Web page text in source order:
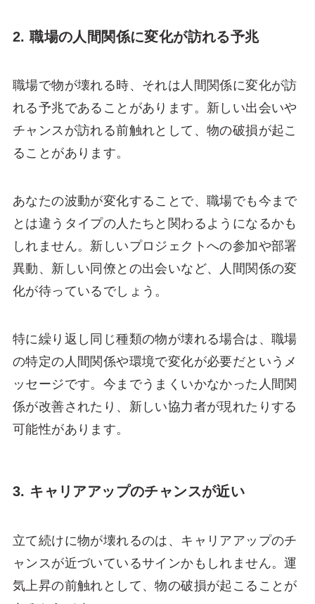
2. 職場の人間関係に変化が訪れる予兆
職場で物が壊れる時、それは人間関係に変化が訪
れる予兆であることがあります。新しい出会いや
チャンスが訪れる前触れとして、物の破損が起こ
ることがあります。
あなたの波動が変化することで、職場でも今まで
とは違うタイプの人たちと関わるようになるかも
しれません。新しいプロジェクトへの参加や部署
異動、新しい同僚との出会いなど、人間関係の変
化が待っているでしょう。
特に繰り返し同じ種類の物が壊れる場合は、職場
の特定の人間関係や環境で変化が必要だというメ
ッセージです。今までうまくいかなかった人間関
係が改善されたり、新しい協力者が現れたりする
可能性があります。
3. キャリアアップのチャンスが近い
立て続けに物が壊れるのは、キャリアアップのチ
ャンスが近づいているサインかもしれません。運
気上昇の前触れとして、物の破損が起こることが